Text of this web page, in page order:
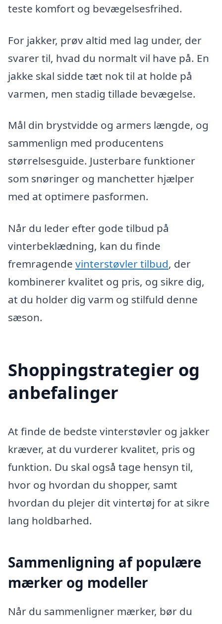
teste komfort og bevægelsesfrihed.
For jakker, prøv altid med lag under, der
svarer til, hvad du normalt vil have på. En
jakke skal sidde tæt nok til at holde på
varmen, men stadig tillade bevægelse.
Mål din brystvidde og armers længde, og
sammenlign med producentens
størrelsesguide. Justerbare funktioner
som snøringer og manchetter hjælper
med at optimere pasformen.
Når du leder efter gode tilbud på
vinterbeklædning, kan du finde
fremragende vinterstøvler tilbud, der
kombinerer kvalitet og pris, og sikre dig,
at du holder dig varm og stilfuld denne
sæson.
Shoppingstrategier og
anbefalinger
At finde de bedste vinterstøvler og jakker
kræver, at du vurderer kvalitet, pris og
funktion. Du skal også tage hensyn til,
hvor og hvordan du shopper, samt
hvordan du plejer dit vintertøj for at sikre
lang holdbarhed.
Sammenligning af populære
mærker og modeller
Når du sammenligner mærker, bør du